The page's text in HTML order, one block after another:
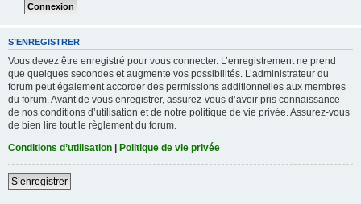
S’ENREGISTRER
Vous devez être enregistré pour vous connecter. L’enregistrement ne prend
que quelques secondes et augmente vos possibilités. L’administrateur du
forum peut également accorder des permissions additionnelles aux membres
du forum. Avant de vous enregistrer, assurez-vous d’avoir pris connaissance
de nos conditions d’utilisation et de notre politique de vie privée. Assurez-vous
de bien lire tout le règlement du forum.
Conditions d’utilisation | Politique de vie privée
S’enregistrer